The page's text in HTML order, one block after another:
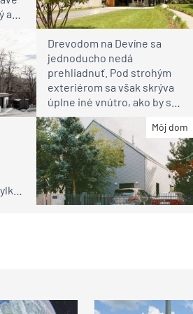
Drevodom na Devíne sa
jednoducho nedá
prehliadnuť. Pod strohým
exteriérom sa však skrýva
úplne iné vnútro, ako by ste
čakali
Môj dom